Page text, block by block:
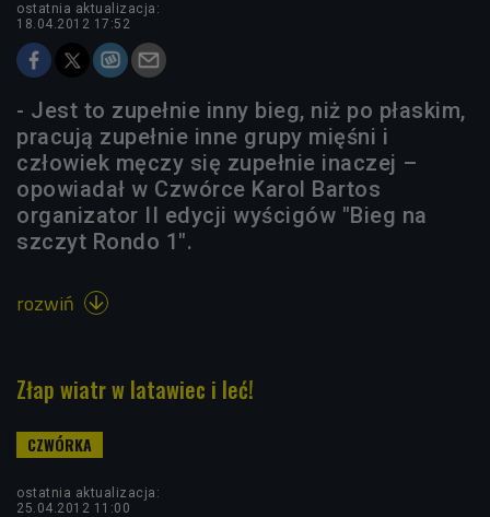
ostatnia aktualizacja:
18.04.2012 17:52
- Jest to zupełnie inny bieg, niż po płaskim,
pracują zupełnie inne grupy mięśni i
człowiek męczy się zupełnie inaczej –
opowiadał w Czwórce Karol Bartos
organizator II edycji wyścigów "Bieg na
szczyt Rondo 1".
rozwiń 
Złap wiatr w latawiec i leć!
ostatnia aktualizacja:
25.04.2012 11:00